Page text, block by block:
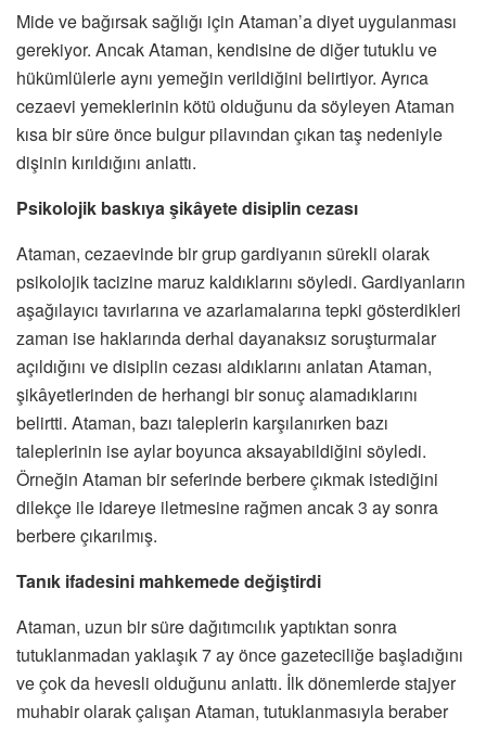
Mide ve bağırsak sağlığı için Ataman’a diyet uygulanması
gerekiyor. Ancak Ataman, kendisine de diğer tutuklu ve
hükümlülerle aynı yemeğin verildiğini belirtiyor. Ayrıca
cezaevi yemeklerinin kötü olduğunu da söyleyen Ataman
kısa bir süre önce bulgur pilavından çıkan taş nedeniyle
dişinin kırıldığını anlattı.
Psikolojik baskıya şikâyete disiplin cezası
Ataman, cezaevinde bir grup gardiyanın sürekli olarak
psikolojik tacizine maruz kaldıklarını söyledi. Gardiyanların
aşağılayıcı tavırlarına ve azarlamalarına tepki gösterdikleri
zaman ise haklarında derhal dayanaksız soruşturmalar
açıldığını ve disiplin cezası aldıklarını anlatan Ataman,
şikâyetlerinden de herhangi bir sonuç alamadıklarını
belirtti. Ataman, bazı taleplerin karşılanırken bazı
taleplerinin ise aylar boyunca aksayabildiğini söyledi.
Örneğin Ataman bir seferinde berbere çıkmak istediğini
dilekçe ile idareye iletmesine rağmen ancak 3 ay sonra
berbere çıkarılmış.
Tanık ifadesini mahkemede değiştirdi
Ataman, uzun bir süre dağıtımcılık yaptıktan sonra
tutuklanmadan yaklaşık 7 ay önce gazeteciliğe başladığını
ve çok da hevesli olduğunu anlattı. İlk dönemlerde stajyer
muhabir olarak çalışan Ataman, tutuklanmasıyla beraber